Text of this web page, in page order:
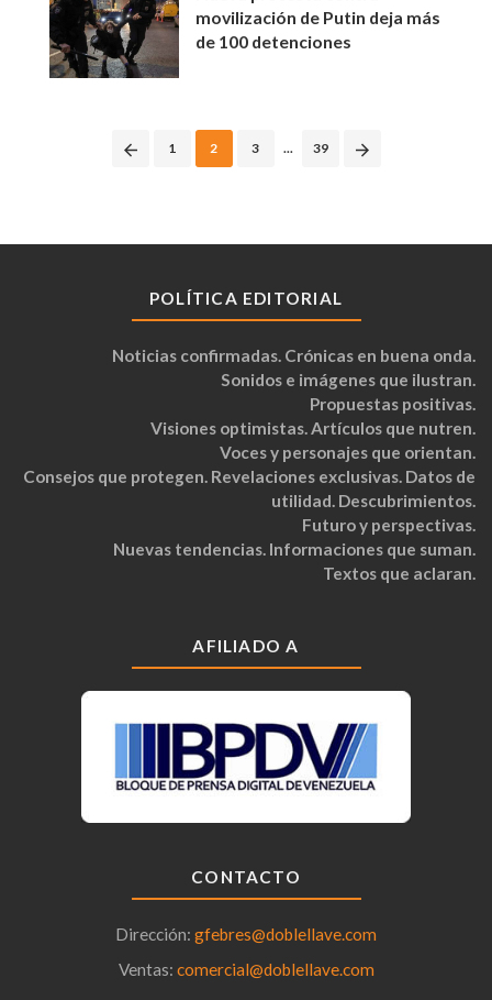
movilización de Putin deja más
de 100 detenciones
1 2 3 ... 39
POLÍTICA EDITORIAL
Noticias confirmadas. Crónicas en buena onda.
Sonidos e imágenes que ilustran.
Propuestas positivas.
Visiones optimistas. Artículos que nutren.
Voces y personajes que orientan.
Consejos que protegen. Revelaciones exclusivas. Datos de
utilidad. Descubrimientos.
Futuro y perspectivas.
Nuevas tendencias. Informaciones que suman.
Textos que aclaran.
AFILIADO A
CONTACTO
Dirección: gfebres@doblellave.com
Ventas: comercial@doblellave.com